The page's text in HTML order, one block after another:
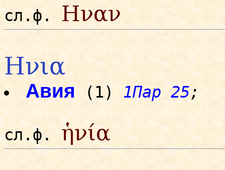
сл.ф. Ηναν
Ηνια
Авия (1) 1Пар 25;
сл.ф. ἡνία